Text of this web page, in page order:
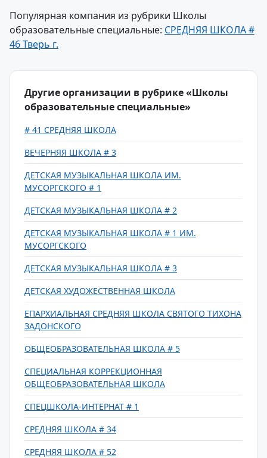
Популярная компания из рубрики Школы
образовательные специальные: СРЕДНЯЯ ШКОЛА #
46 Тверь г.
Другие организации в рубрике «Школы
образовательные специальные»
# 41 СРЕДНЯЯ ШКОЛА
ВЕЧЕРНЯЯ ШКОЛА # 3
ДЕТСКАЯ МУЗЫКАЛЬНАЯ ШКОЛА ИМ.
МУСОРГСКОГО # 1
ДЕТСКАЯ МУЗЫКАЛЬНАЯ ШКОЛА # 2
ДЕТСКАЯ МУЗЫКАЛЬНАЯ ШКОЛА # 1 ИМ.
МУСОРГСКОГО
ДЕТСКАЯ МУЗЫКАЛЬНАЯ ШКОЛА # 3
ДЕТСКАЯ ХУДОЖЕСТВЕННАЯ ШКОЛА
ЕПАРХИАЛЬНАЯ СРЕДНЯЯ ШКОЛА СВЯТОГО ТИХОНА
ЗАДОНСКОГО
ОБЩЕОБРАЗОВАТЕЛЬНАЯ ШКОЛА # 5
СПЕЦИАЛЬНАЯ КОРРЕКЦИОННАЯ
ОБЩЕОБРАЗОВАТЕЛЬНАЯ ШКОЛА
СПЕЦШКОЛА-ИНТЕРНАТ # 1
СРЕДНЯЯ ШКОЛА # 34
СРЕДНЯЯ ШКОЛА # 52